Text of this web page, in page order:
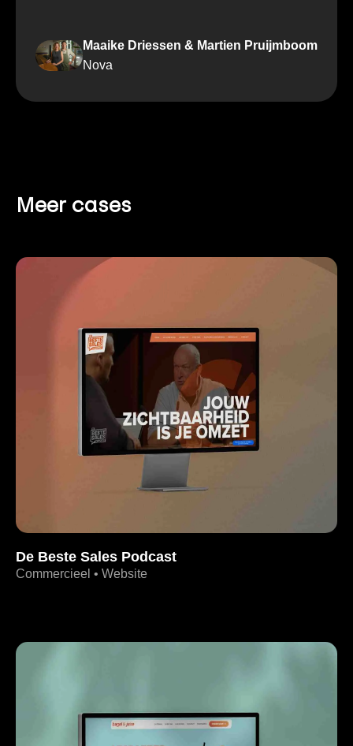
Maaike Driessen & Martien Pruijmboom
Nova
Meer cases
De Beste Sales Podcast
Commercieel • Website